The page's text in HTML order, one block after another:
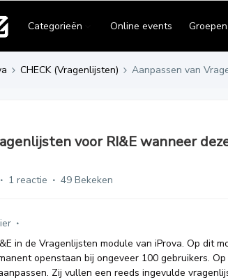
Categorieën Online events Groepen
CHECK (Vragenlijsten) Aanpassen van
voor RI&E wanneer
1 reactie 49 Bekeken
in de Vragenlijsten module van iProva. Op dit
openstaan bij ongeveer 100 gebruikers.
Zij vullen een reeds ingevulde